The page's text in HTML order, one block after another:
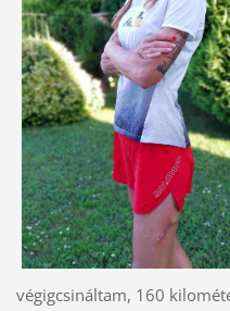
végigcsináltam, 160